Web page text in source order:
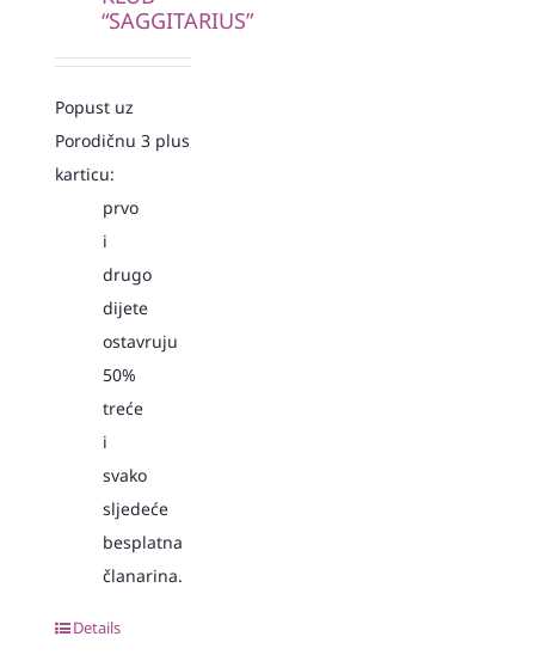
“SAGGITARIUS”
Popust uz
Porodičnu 3 plus
karticu:
prvo
i
drugo
dijete
ostavruju
50%
treće
i
svako
sljedeće
besplatna
članarina.
Details